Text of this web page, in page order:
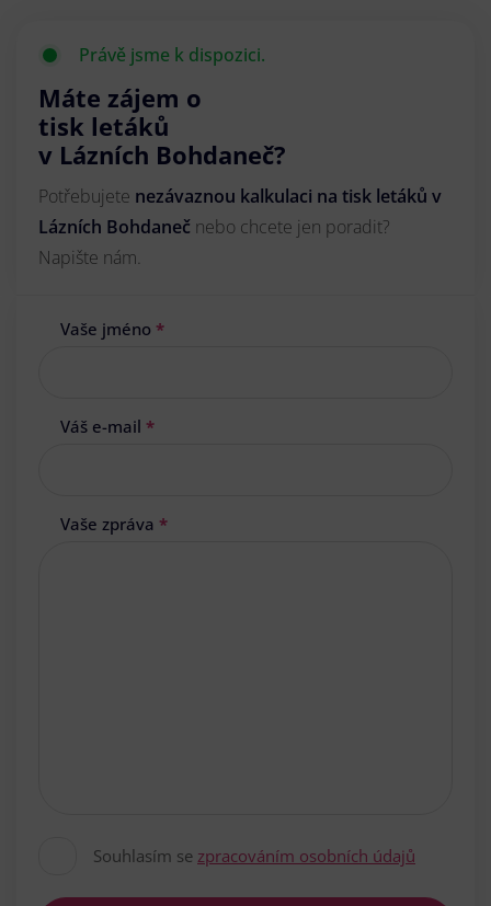
Právě jsme k dispozici.
Máte zájem o
tisk letáků
v Lázních Bohdaneč?
Potřebujete nezávaznou kalkulaci na tisk letáků v
Lázních Bohdaneč nebo chcete jen poradit?
Napište nám.
Vaše jméno *
Váš e-mail *
Vaše zpráva *
Souhlasím se zpracováním osobních údajů